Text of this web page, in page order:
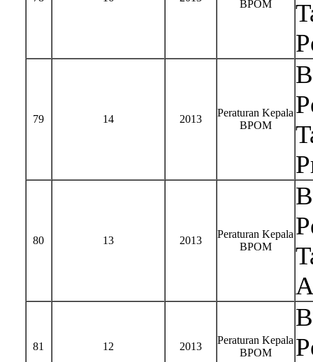
BPOM
79 14 2013
Peraturan Kepala
BPOM
80 13 2013
Peraturan Kepala
BPOM
81 12 2013
Peraturan Kepala
BPOM